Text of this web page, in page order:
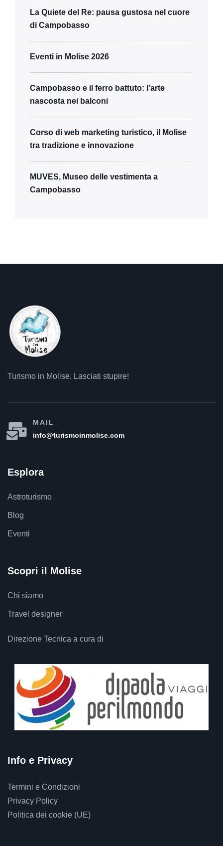
La Quiete del Re: pausa gustosa nel cuore
di Campobasso
Eventi in Molise 2026
Campobasso e il ferro battuto: l’arte
nascosta nei balconi
Corso di web marketing turistico, il Molise
tra tradizione e innovazione
MUVES, Museo delle vestimenta a
Campobasso
Turismo in Molise. Lasciati stupire!
MAIL
info@turismoinmolise.com
Esplora
Astroturismo
Blog
Eventi
Scopri il Molise
Chi siamo
Travel designer
Direzione Tecnica a cura di
Info e Privacy
Termini e Condizioni
Privacy Policy
Politica dei cookie (UE)